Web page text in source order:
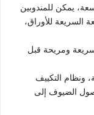
يمكن للمندوبين
السريعة للأوراق،
ومريحة قبل
ونظام التكييف
الضيوف إلى